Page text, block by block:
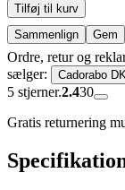
Tilføj til kurv
Sammenlign
Gem
Ordre, retur og
sælger:
Cadorabo
5 stjerner.2.430
Gratis returnering